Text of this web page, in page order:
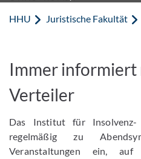
HHU Juristische Fakultät
Immer informiert
Verteiler
Das Institut für Insolvenz-
regelmäßig zu
Veranstaltungen ein,